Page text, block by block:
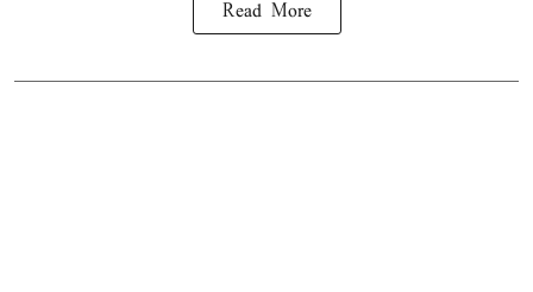
Read More